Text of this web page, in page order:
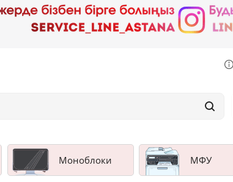
Моноблоки МФУ